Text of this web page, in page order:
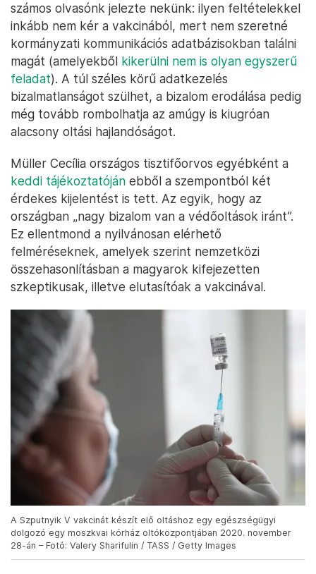
számos olvasónk jelezte nekünk: ilyen feltételekkel
inkább nem kér a vakcinából, mert nem szeretné
kormányzati kommunikációs adatbázisokban találni
magát (amelyekből kikerülni nem is olyan egyszerű
feladat). A túl széles körű adatkezelés
bizalmatlanságot szülhet, a bizalom erodálása pedig
még tovább rombolhatja az amúgy is kiugróan
alacsony oltási hajlandóságot.
Müller Cecília országos tisztifőorvos egyébként a
keddi tájékoztatóján ebből a szempontból két
érdekes kijelentést is tett. Az egyik, hogy az
országban „nagy bizalom van a védőoltások iránt”.
Ez ellentmond a nyilvánosan elérhető
felméréseknek, amelyek szerint nemzetközi
összehasonlításban a magyarok kifejezetten
szkeptikusak, illetve elutasítóak a vakcinával.
A Szputnyik V vakcinát készít elő oltáshoz egy egészségügyi
dolgozó egy moszkvai kórház oltóközpontjában 2020. november
28-án – Fotó: Valery Sharifulin / TASS / Getty Images